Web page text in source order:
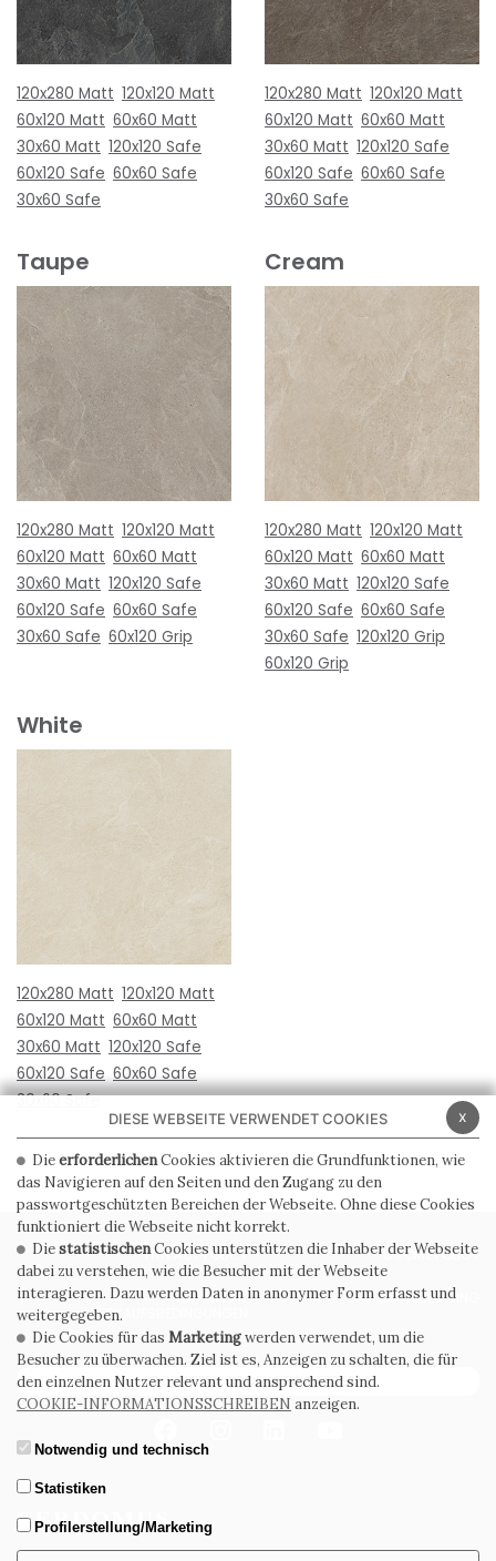
120x280 Matt 120x120 Matt
60x120 Matt 60x60 Matt
30x60 Matt 120x120 Safe
60x120 Safe 60x60 Safe
30x60 Safe
120x280 Matt 120x120 Matt
60x120 Matt 60x60 Matt
30x60 Matt 120x120 Safe
60x120 Safe 60x60 Safe
30x60 Safe
Taupe
120x280 Matt 120x120 Matt
60x120 Matt 60x60 Matt
30x60 Matt 120x120 Safe
60x120 Safe 60x60 Safe
30x60 Safe 60x120 Grip
Cream
120x280 Matt 120x120 Matt
60x120 Matt 60x60 Matt
30x60 Matt 120x120 Safe
60x120 Safe 60x60 Safe
30x60 Safe 120x120 Grip
60x120 Grip
White
120x280 Matt 120x120 Matt
60x120 Matt 60x60 Matt
30x60 Matt 120x120 Safe
60x120 Safe 60x60 Safe
30x60 Safe
PRIVACY POLICY COOKIE POLICY
ALLGEMEINE
VERKAUFSBEDINGUNGEN
WHISTLEBLOWING
ABONNIEREN SIE DEN NEWSLETTER
x
DIESE WEBSEITE VERWENDET COOKIES
DieerforderlichenCookies aktivieren die Grundfunktionen, wie
das Navigieren auf den Seiten und den Zugang zu den
passwortgeschützten Bereichen der Webseite. Ohne diese Cookies
funktioniert die Webseite nicht korrekt.
DiestatistischenCookies unterstützen die Inhaber der Webseite
dabei zu verstehen, wie die Besucher mit der Webseite
interagieren. Dazu werden Daten in anonymer Form erfasst und
weitergegeben.
Die Cookies für das Marketingwerden verwendet, um die
Besucher zu überwachen. Ziel ist es, Anzeigen zu schalten, die für
den einzelnen Nutzer relevant und ansprechend sind.
COOKIE-INFORMATIONSSCHREIBEN anzeigen.
Notwendig und technisch
Statistiken
Profilerstellung/Marketing